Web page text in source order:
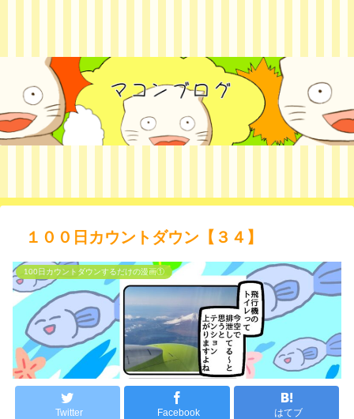
１００日カウントダウン【３４】
100日カウントダウンするだけの漫画①
Twitter Facebook はてブ